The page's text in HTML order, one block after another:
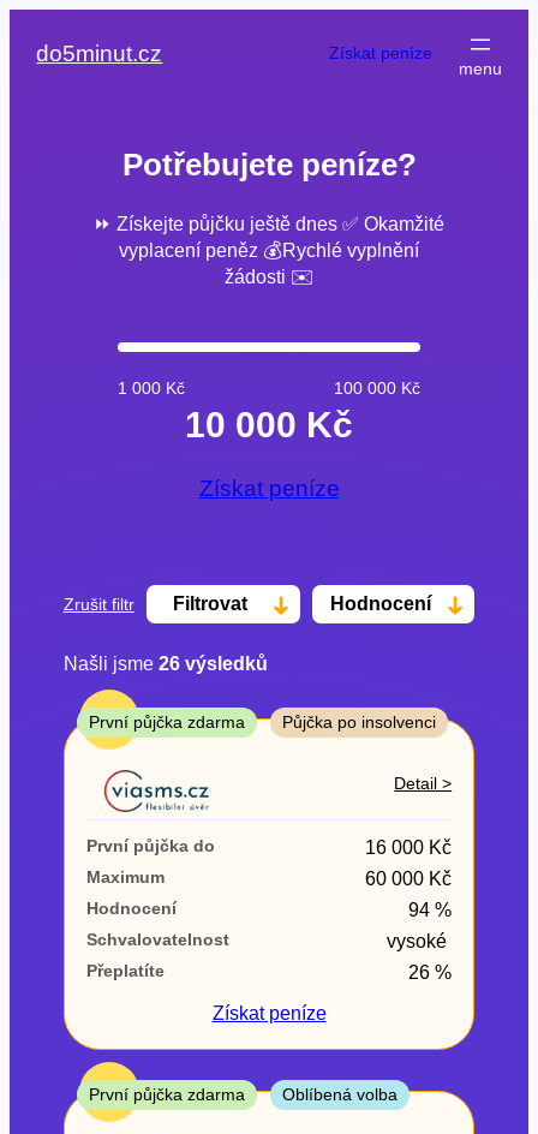
do5minut.cz Získat peníze
Potřebujete peníze?
⏩ Získejte půjčku ještě dnes ✅ Okamžité
vyplacení peněz 💰Rychlé vyplnění
žádosti ✉️
1 000 Kč 100 000 Kč
10 000 Kč
Získat peníze
Zrušit filtr Filtrovat Hodnocení
Cena
Od
První půjčka zdarma
–
ano
ne
Ve zkušebce
ano
ne
Našli jsme 26výsledků
TOP
První půjčka zdarma Půjčka po insolvenci
Detail >
První půjčka do 16 000 Kč
Maximum 60 000 Kč
Hodnocení 94 %
Schvalovatelnost vysoké
Přeplatíte
26 %
Získatpeníze
TOP
První půjčka zdarma Oblíbená volba